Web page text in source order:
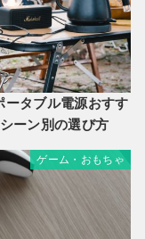
ータブル電源おすす
ーン別の選び方
ゲーム・おもちゃ